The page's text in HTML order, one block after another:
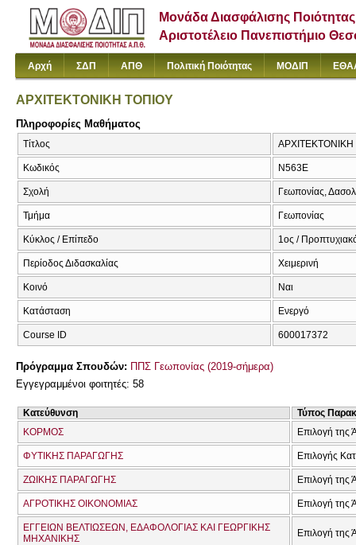
Μονάδα Διασφάλισης Ποιότητας
Αριστοτέλειο Πανεπιστήμιο
Αρχή ΣΔΠ ΑΠΘ Πολιτική Ποιότητας ΜΟΔΙΠ
ΑΡΧΙΤΕΚΤΟΝΙΚΗ ΤΟΠΙΟΥ
Πληροφορίες Μαθήματος
Τίτλος ΑΡΧΙΤΕΚΤΟΝΙΚΗ
Κωδικός Ν563Ε
Σχολή Γεωπονίας,
Τμήμα Γεωπονίας
Κύκλος / Επίπεδο 1ος /
Περίοδος Διδασκαλίας Χειμερινή
Κοινό Ναι
Κατάσταση Ενεργό
Course ID 600017372
Πρόγραμμα Σπουδών: ΠΠΣ Γεωπονίας (2019-σήμερα)
Εγγεγραμμένοι φοιτητές: 58
Κατεύθυνση
Τύπος
ΚΟΡΜΟΣ
Επιλογή της
ΦΥΤΙΚΗΣ ΠΑΡΑΓΩΓΗΣ Επιλογής
ΖΩΙΚΗΣ ΠΑΡΑΓΩΓΗΣ Επιλογή της
ΑΓΡΟΤΙΚΗΣ ΟΙΚΟΝΟΜΙΑΣ Επιλογή της
ΕΓΓΕΙΩΝ ΒΕΛΤΙΩΣΕΩΝ, ΕΔΑΦΟΛΟΓΙΑΣ ΚΑΙ ΓΕΩΡΓΙΚΗΣ
ΜΗΧΑΝΙΚΗΣ
Επιλογή της